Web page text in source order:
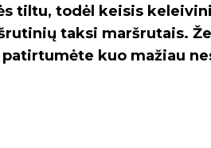
tiltu, todėl keisis
taksi maršrutais.
kuo mažiau